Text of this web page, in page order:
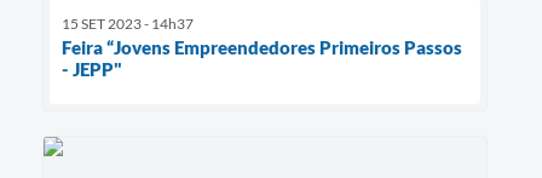
15 SET 2023 - 14h37
Feira “Jovens Empreendedores Primeiros Passos
- JEPP"